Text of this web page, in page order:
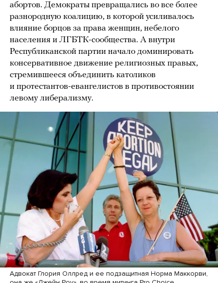
абортов. Демократы превращались во все более
разнородную коалицию, в которой усиливалось
влияние борцов за права женщин, небелого
населения и ЛГБТК-сообщества. А внутри
Республиканской партии начало доминировать
консервативное движение религиозных правых,
стремившееся объединить католиков
и протестантов-евангелистов в противостоянии
левому либерализму.
Адвокат Глория Оллред и ее подзащитная Норма Маккорви,